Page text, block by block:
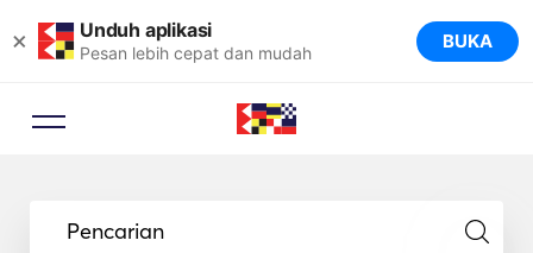
× Unduh aplikasi
Pesan lebih cepat dan mudah BUKA
Pencarian